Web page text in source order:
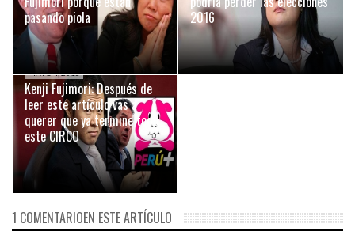
pasando piola
2016
MAYO 4, 2016
Kenji Fujimori: Después de
leer este artículo vas a
querer que ya termine todo
este CIRCO
1 COMENTARIOEN ESTE ARTÍCULO